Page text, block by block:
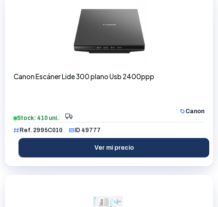
Canon Escáner Lide 300 plano Usb 2400ppp
Canon
Stock: 410 uni.
Ref. 2995C010
ID 49777
Ver mi precio